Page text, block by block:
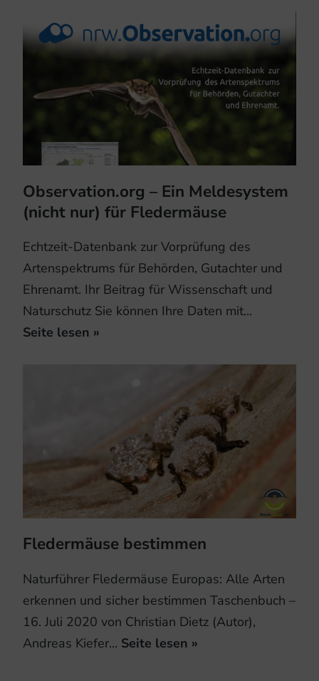
Observation.org – Ein Meldesystem
(nicht nur) für Fledermäuse
Echtzeit-Datenbank zur Vorprüfung des
Artenspektrums für Behörden, Gutachter und
Ehrenamt. Ihr Beitrag für Wissenschaft und
Naturschutz Sie können Ihre Daten mit...
Seite lesen »
Fledermäuse bestimmen
Naturführer Fledermäuse Europas: Alle Arten
erkennen und sicher bestimmen Taschenbuch –
16. Juli 2020 von Christian Dietz (Autor),
Andreas Kiefer... Seite lesen »